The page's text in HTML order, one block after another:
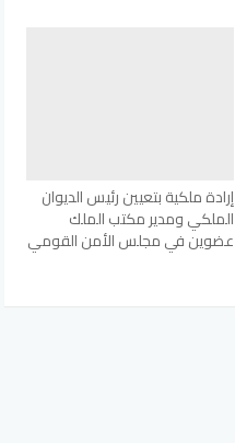
إرادة ملكية بتعيين رئيس الديوان
الملكي ومدير مكتب الملك
عضوين في مجلس الأمن القومي